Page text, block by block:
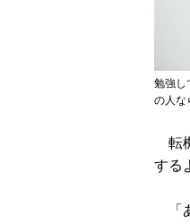
勉強し
の人な
転
する
「